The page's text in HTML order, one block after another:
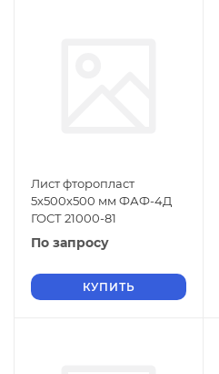
Лист фторопласт
5х500х500 мм ФАФ-4Д
ГОСТ 21000-81
По запросу
КУПИТЬ